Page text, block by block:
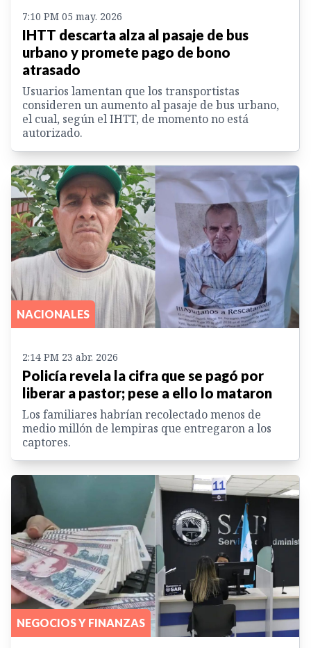
7:10 PM 05 may. 2026
IHTT descarta alza al pasaje de bus
urbano y promete pago de bono
atrasado
Usuarios lamentan que los transportistas
consideren un aumento al pasaje de bus urbano,
el cual, según el IHTT, de momento no está
autorizado.
NACIONALES
2:14 PM 23 abr. 2026
Policía revela la cifra que se pagó por
liberar a pastor; pese a ello lo mataron
Los familiares habrían recolectado menos de
medio millón de lempiras que entregaron a los
captores.
NEGOCIOS Y FINANZAS